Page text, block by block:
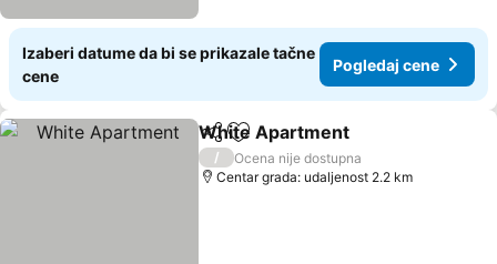
Izaberi datume da bi se prikazale tačne
cene
Pogledaj cene
Deli Dodati u favorite
White Apartment
/
Ocena nije dostupna
Centar grada: udaljenost 2.2 km